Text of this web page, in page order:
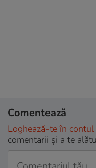
Comentează
Loghează-te în contul
comentarii și a te